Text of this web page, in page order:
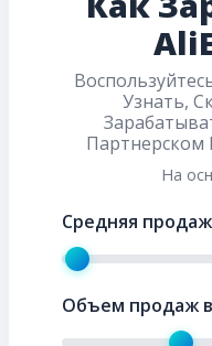
Узнать,
Партнерском
На
Средняя
Объем продаж